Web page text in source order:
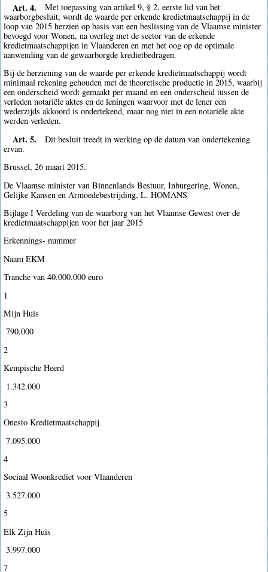
Art. 4.
Met toepassing van artikel 9, § 2, eerste lid van het
waarborgbesluit, wordt de waarde per erkende kredietmaatschappij in de
loop van 2015 herzien op basis van een beslissing van de Vlaamse minister
bevoegd voor Wonen, na overleg met de sector van de erkende
kredietmaatschappijen in Vlaanderen en met het oog op de optimale
aanwending van de gewaarborgde kredietbedragen.
Bij de herziening van de waarde per erkende kredietmaatschappij wordt
minimaal rekening gehouden met de theoretische productie in 2015, waarbij
een onderscheid wordt gemaakt per maand en een onderscheid tussen de
verleden notariële aktes en de leningen waarvoor met de lener een
wederzijds akkoord is ondertekend, maar nog niet in een notariële akte
werden verleden.
Art. 5.
Dit besluit treedt in werking op de datum van ondertekening
ervan.
Brussel, 26 maart 2015.
De Vlaamse minister van Binnenlands Bestuur, Inburgering, Wonen,
Gelijke Kansen en Armoedebestrijding, L. HOMANS
Bijlage I Verdeling van de waarborg van het Vlaamse Gewest over de
kredietmaatschappijen voor het jaar 2015
Erkennings- nummer
Naam EKM
Tranche van 40.000.000 euro
1
Mijn Huis
 790.000
2
Kempische Heerd
 1.342.000
3
Onesto Kredietmaatschappij
 7.095.000
4
Sociaal Woonkrediet voor Vlaanderen
 3.527.000
5
Elk Zijn Huis
 3.997.000
7